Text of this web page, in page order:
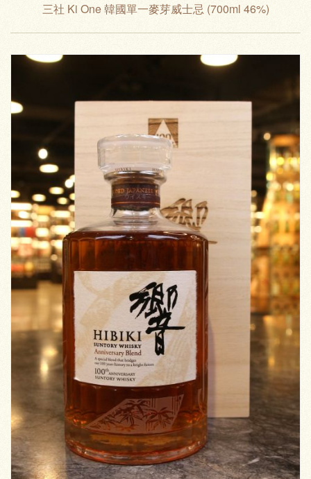
三社 Ki One 韓國單一麥芽威士忌 (700ml 46%)